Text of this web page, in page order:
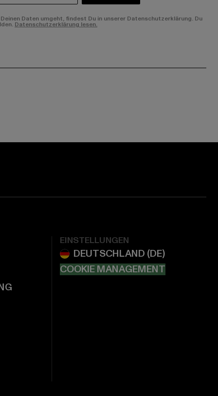
Daten umgeht, findest Du in unserer Datenschutzerklärung. Du
Datenschutzerklärung lesen.
EINSTELLUNGEN
COOKIE MANAGEMENT